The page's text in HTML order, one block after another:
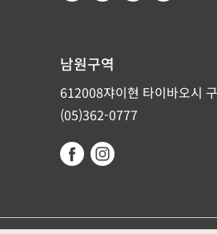
남원구역
612008쟈이현 타이바오시
(05)362-0777